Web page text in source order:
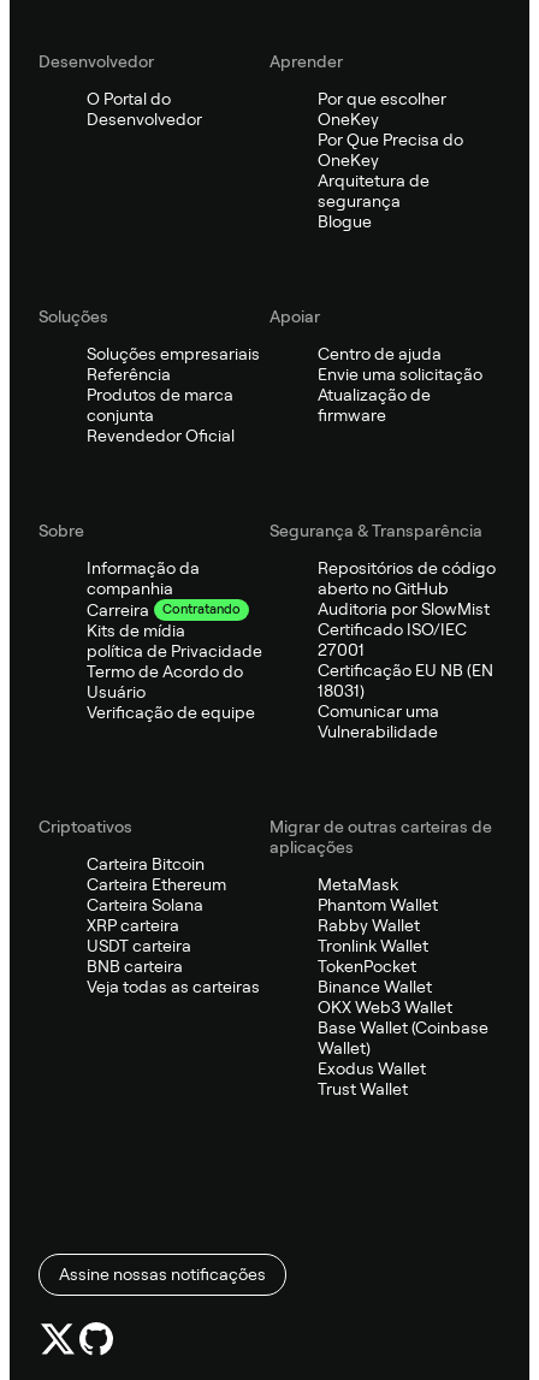
Desenvolvedor
O Portal do
Desenvolvedor
Aprender
Por que escolher
OneKey
Por Que Precisa do
OneKey
Arquitetura de
segurança
Blogue
Soluções
Soluções empresariais
Referência
Produtos de marca
conjunta
Revendedor Oficial
Apoiar
Centro de ajuda
Envie uma solicitação
Atualização de
firmware
Sobre
Informação da
companhia
Carreira
Contratando
Kits de mídia
política de Privacidade
Termo de Acordo do
Usuário
Verificação de equipe
Segurança & Transparência
Repositórios de código
aberto no GitHub
Auditoria por SlowMist
Certificado ISO/IEC
27001
Certificação EU NB (EN
18031)
Comunicar uma
Vulnerabilidade
Criptoativos
Carteira Bitcoin
Carteira Ethereum
Carteira Solana
XRP carteira
USDT carteira
BNB carteira
Veja todas as carteiras
Migrar de outras carteiras de
aplicações
MetaMask
Phantom Wallet
Rabby Wallet
Tronlink Wallet
TokenPocket
Binance Wallet
OKX Web3 Wallet
Base Wallet (Coinbase
Wallet)
Exodus Wallet
Trust Wallet
Assine nossas notificações